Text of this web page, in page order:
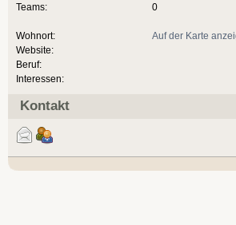
Teams:
Wohnort:
Website:
Beruf:
Interessen:
0
Auf der Karte
Kontakt